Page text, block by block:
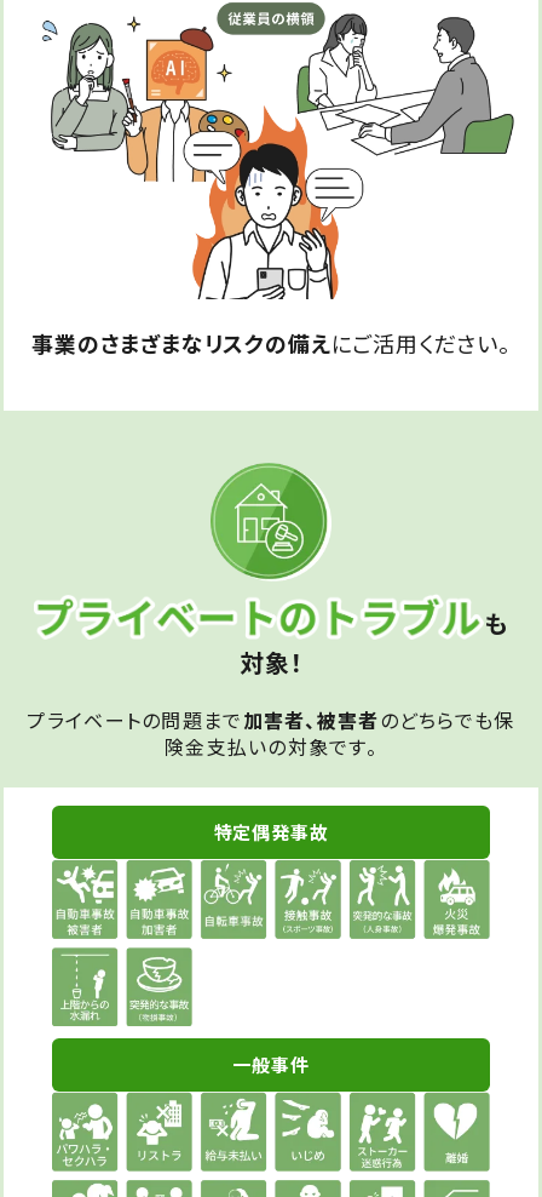
事業のさまざまなリスクの備えにご活用ください。
も
対象！
プライベートの問題まで加害者、被害者のどちらでも保
険金支払いの対象です。
特定偶発事故
一般事件